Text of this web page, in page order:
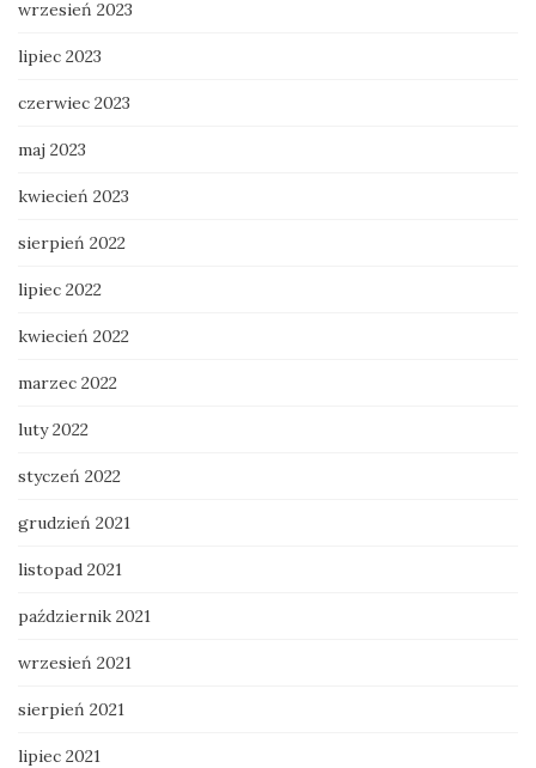
wrzesień 2023
lipiec 2023
czerwiec 2023
maj 2023
kwiecień 2023
sierpień 2022
lipiec 2022
kwiecień 2022
marzec 2022
luty 2022
styczeń 2022
grudzień 2021
listopad 2021
październik 2021
wrzesień 2021
sierpień 2021
lipiec 2021